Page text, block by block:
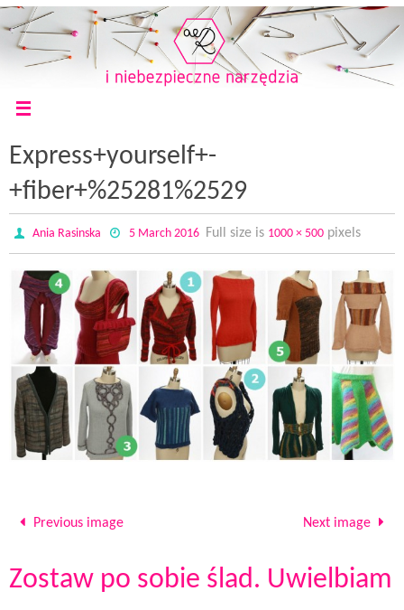
Express+yourself+-
+fiber+%25281%2529
Ania Rasinska 5 March 2016 Full size is 1000 × 500pixels
Previous image Next image
Zostaw po sobie ślad. Uwielbiam